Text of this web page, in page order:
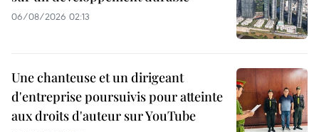
06/08/2026 02:13
Une chanteuse et un dirigeant
d'entreprise poursuivis pour atteinte
aux droits d'auteur sur YouTube